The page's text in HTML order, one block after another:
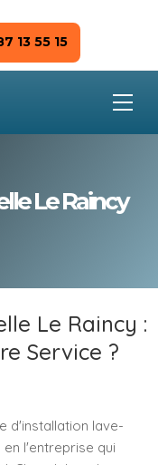
13 55 15
Le Raincy
Le Raincy :
Service ?
d'installation lave-
l'entreprise qui